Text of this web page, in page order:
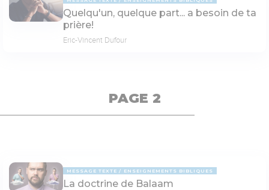
Quelqu'un, quelque part... a besoin de ta
prière!
Eric-Vincent Dufour
PAGE 2
MESSAGE TEXTE ENSEIGNEMENTS BIBLIQUES
La doctrine de Balaam